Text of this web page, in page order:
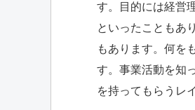
す。目的には経営
といったこともあ
もあります。何を
す。事業活動を知
を持ってもらうレ